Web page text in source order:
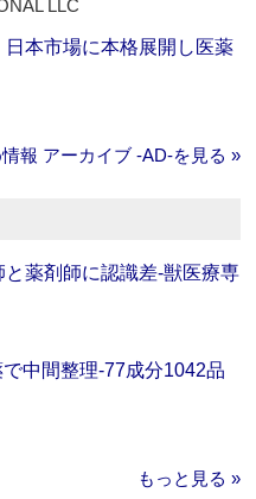
LLC
本市場に本格展開し医薬
報 アーカイブ ‐AD‐を見る »
と薬剤師に認識差‐獣医療専
中間整理‐77成分1042品
もっと見る »